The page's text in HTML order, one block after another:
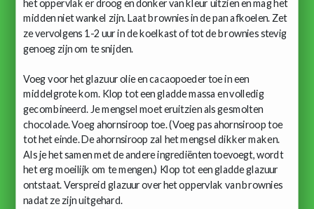
het oppervlak er droog en donker van kleur uitzien en mag het
midden niet wankel zijn. Laat brownies in de pan afkoelen. Zet
ze vervolgens 1-2 uur in de koelkast of tot de brownies stevig
genoeg zijn om te snijden.
Voeg voor het glazuur olie en cacaopoeder toe in een
middelgrote kom. Klop tot een gladde massa en volledig
gecombineerd. Je mengsel moet eruitzien als gesmolten
chocolade. Voeg ahornsiroop toe. (Voeg pas ahornsiroop toe
tot het einde. De ahornsiroop zal het mengsel dikker maken.
Als je het samen met de andere ingrediënten toevoegt, wordt
het erg moeilijk om te mengen.) Klop tot een gladde glazuur
ontstaat. Verspreid glazuur over het oppervlak van brownies
nadat ze zijn uitgehard.